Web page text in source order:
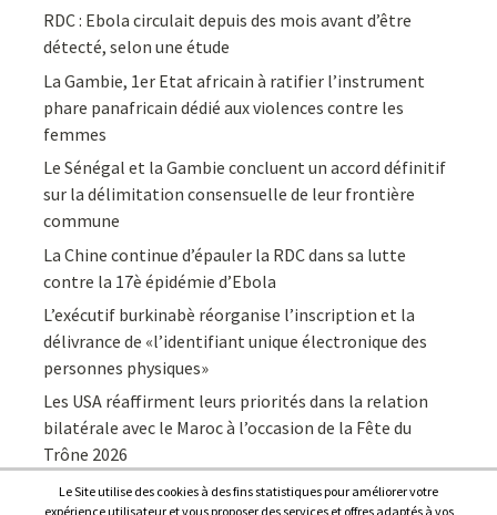
RDC : Ebola circulait depuis des mois avant d’être
détecté, selon une étude
La Gambie, 1er Etat africain à ratifier l’instrument
phare panafricain dédié aux violences contre les
femmes
Le Sénégal et la Gambie concluent un accord définitif
sur la délimitation consensuelle de leur frontière
commune
La Chine continue d’épauler la RDC dans sa lutte
contre la 17è épidémie d’Ebola
L’exécutif burkinabè réorganise l’inscription et la
délivrance de «l’identifiant unique électronique des
personnes physiques»
Les USA réaffirment leurs priorités dans la relation
bilatérale avec le Maroc à l’occasion de la Fête du
Trône 2026
Le Site utilise des cookies à des fins statistiques pour améliorer votre
expérience utilisateur et vous proposer des services et offres adaptés à vos